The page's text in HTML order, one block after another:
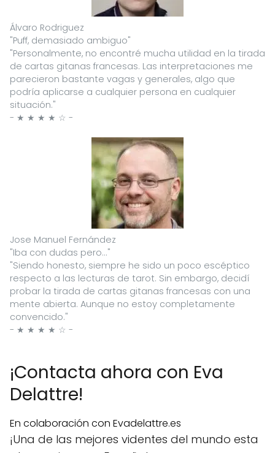
Álvaro Rodriguez
"Puff, demasiado ambiguo"
"Personalmente, no encontré mucha utilidad en la tirada
de cartas gitanas francesas. Las interpretaciones me
parecieron bastante vagas y generales, algo que
podría aplicarse a cualquier persona en cualquier
situación."
- ★ ★ ★ ★ ☆ -
Jose Manuel Fernández
"Iba con dudas pero..."
"Siendo honesto, siempre he sido un poco escéptico
respecto a las lecturas de tarot. Sin embargo, decidí
probar la tirada de cartas gitanas francesas con una
mente abierta. Aunque no estoy completamente
convencido."
- ★ ★ ★ ★ ☆ -
¡Contacta ahora con Eva
Delattre!
En colaboración con Evadelattre.es
¡Una de las mejores videntes del mundo esta